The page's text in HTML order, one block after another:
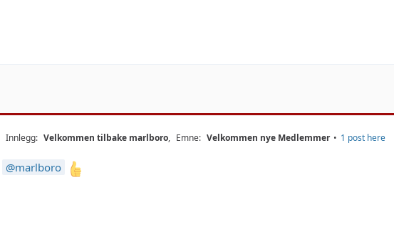
Innlegg: Velkommen tilbake marlboro, Emne: Velkommen nye Medlemmer 1 post here
marlboro